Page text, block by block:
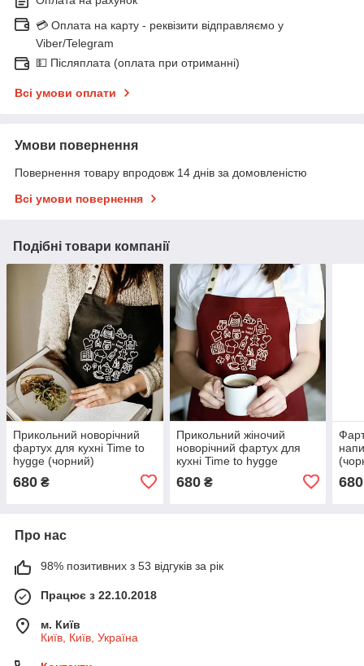
💳 Оплата на карту - реквізити відправляємо у
Viber/Telegram
💵 Післяплата (оплата при отриманні)
Всі умови оплати
Умови повернення
Повернення товару впродовж 14 днів за домовленістю
Всі умови повернення
Подібні товари компанії
Прикольний новорічний
фартух для кухні Time to
hygge (чорний)
680 ₴
Прикольний жіночий
новорічний фартух для
кухні Time to hygge
680₴ 680
Про нас
98% позитивних з 53 відгуків за рік
Працює з 22.10.2018
м. Київ
Київ, Київ, Україна